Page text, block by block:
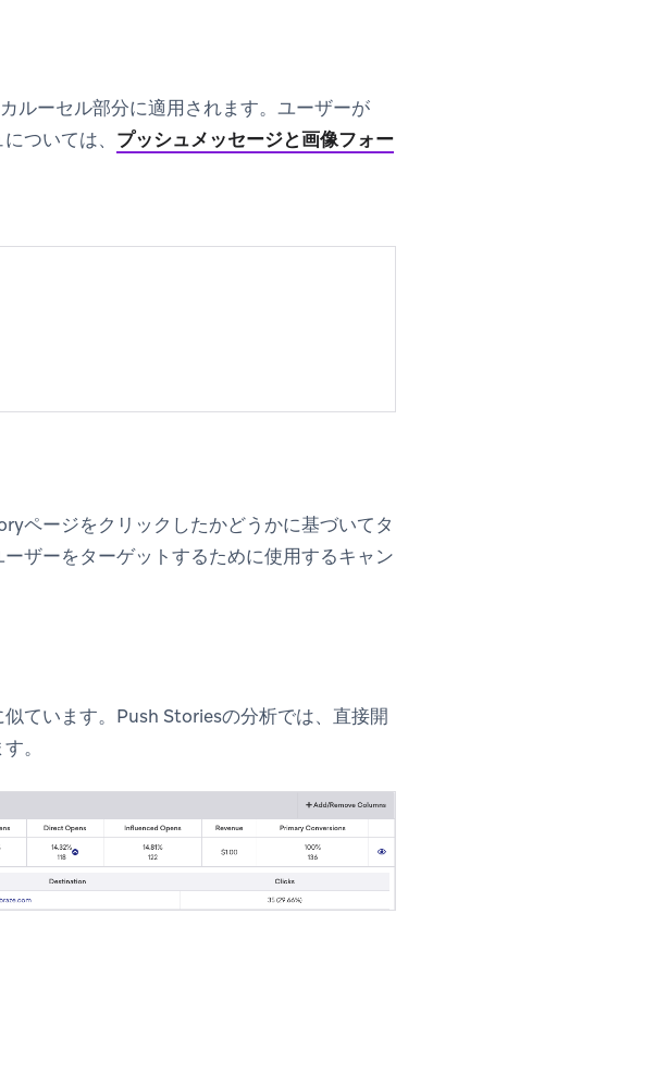
ルーセル部分に適用されます。ユーザーが
ついては、 プッシュメッセージと画像フォー
ページをクリックしたかどうかに基づいてタ
ザーをターゲットするために使用するキャン
ています。Push Storiesの分析では、 直接開
。